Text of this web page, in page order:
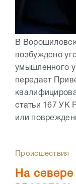
В
возбуждено
умышленного
передает
статьи 167 УК
или
Происшествия
На